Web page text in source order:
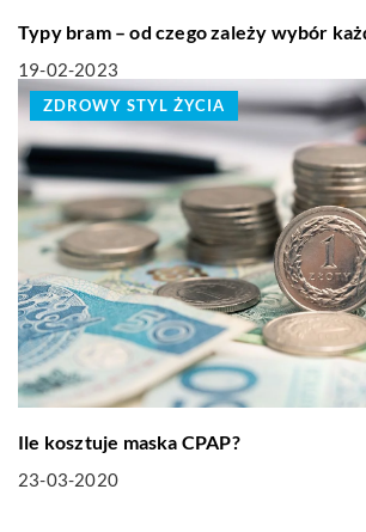
Typy bram – od czego zależy wybór
19-02-2023
ZDROWY STYL ŻYCIA
Ile kosztuje maska CPAP?
23-03-2020